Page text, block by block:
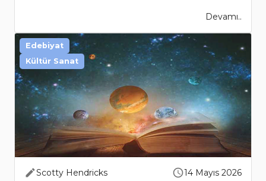
Devamı..
Scotty Hendricks 14 Mayıs 2026
Edebiyat
Kültür Sanat